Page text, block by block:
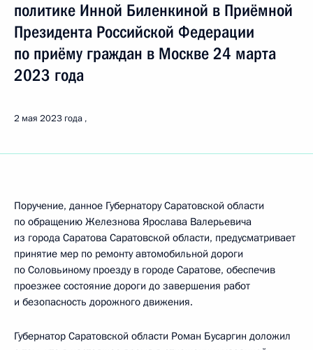
политике Инной Биленкиной в Приёмной
Президента Российской Федерации
по приёму граждан в Москве 24 марта
2023 года
2 мая 2023 года
Поручение, данное Губернатору Саратовской области
по обращению Железнова Ярослава Валерьевича
из города Саратова Саратовской области, предусматривает
принятие мер по ремонту автомобильной дороги
по Соловьиному проезду в городе Саратове, обеспечив
проезжее состояние дороги до завершения работ
и безопасность дорожного движения.
Губернатор Саратовской области Роман Бусаргин доложил